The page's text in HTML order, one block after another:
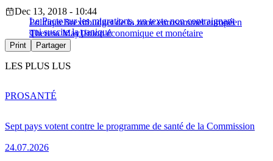
Le Pacte sur les migrations, un texte non contraignant
qui suscite la panique
Dec 13, 2018 - 10:44
PolitiqueBrexitbudget de la zone eurosommet européen
Theresa MayUnion économique et monétaire
Print Partager
LES PLUS LUS
Sept pays votent contre le programme de santé de la Commission
24.07.2026
PROSANTÉ